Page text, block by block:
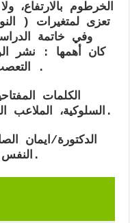
الخرطوم بالارتفاع،
تعزى لمتغيرات (
وفي خاتمة
كان أهمها : نشر
.
الكلمات
السلوكية، الملاعب الرياضية، العنف، النشاط الرياضي.
الدكتورة/ايمان
النفس / كلية الآداب / جامعة النيلين.